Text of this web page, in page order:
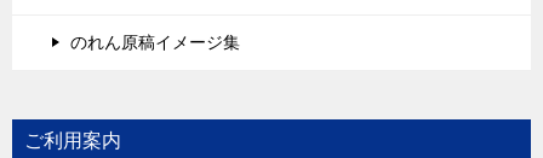
のれん原稿イメージ集
ご利用案内